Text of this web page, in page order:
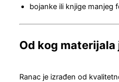
bojanke ili knjige manjeg
Od kog
Ranac je izrađen od